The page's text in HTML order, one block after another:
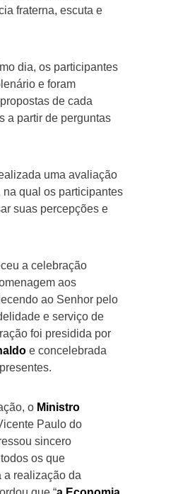
fraterna, escuta e
dia, os participantes
e foram
de cada
a partir de perguntas
uma avaliação
na qual os participantes
suas percepções e
a celebração
aos
ao Senhor pelo
e serviço de
foi presidida por
e concelebrada
o Ministro
Paulo do
sincero
os que
a realização da